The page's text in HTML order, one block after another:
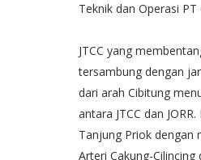
Teknik dan Operasi
JTCC yang
tersambung dengan
dari arah Cibitung
antara JTCC dan
Tanjung Priok dengan
Arteri Cakung-